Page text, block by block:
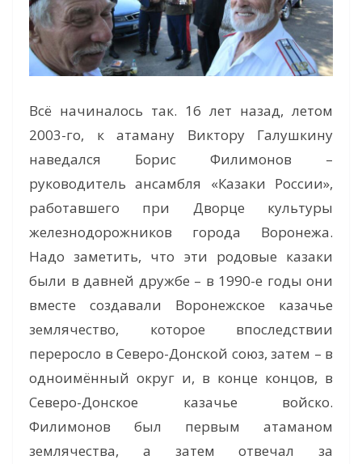
Всё начиналось так. 16 лет назад, летом
2003-го, к атаману Виктору Галушкину
наведался Борис Филимонов –
руководитель ансамбля «Казаки России»,
работавшего при Дворце культуры
железнодорожников города Воронежа.
Надо заметить, что эти родовые казаки
были в давней дружбе – в 1990-е годы они
вместе создавали Воронежское казачье
землячество, которое впоследствии
переросло в Северо-Донской союз, затем – в
одноимённый округ и, в конце концов, в
Северо-Донское казачье войско.
Филимонов был первым атаманом
землячества, а затем отвечал за